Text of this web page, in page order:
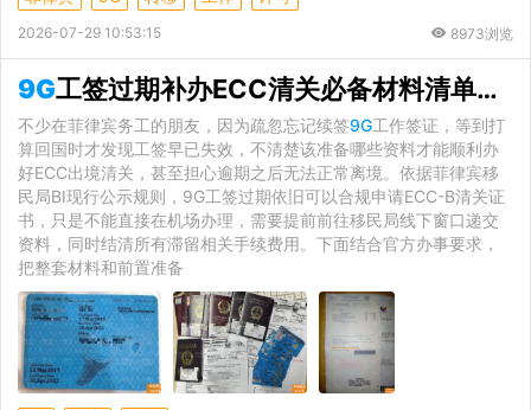
2026-07-29 10:53:15 8973浏览
9G工签过期补办ECC清关必备材料清单，一文梳理齐全
不少在菲律宾务工的朋友，因为疏忽忘记续签9G工作签证，等到打
算回国时才发现工签早已失效，不清楚该准备哪些资料才能顺利办
好ECC出境清关，甚至担心逾期之后无法正常离境。依据菲律宾移
民局BI现行公示规则，9G工签过期依旧可以合规申请ECC-B清关证
书，只是不能直接在机场办理，需要提前前往移民局线下窗口递交
资料，同时结清所有滞留相关手续费用。下面结合官方办事要求，
把整套材料和前置准备